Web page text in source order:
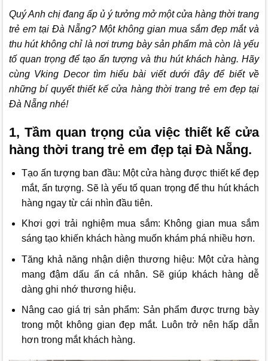
Quý Anh chị đang ấp ủ ý tưởng mở một cửa hàng thời trang
trẻ em tại Đà Nẵng? Một không gian mua sắm đẹp mắt và
thu hút không chỉ là nơi trưng bày sản phẩm mà còn là yếu
tố quan trọng để tạo ấn tượng và thu hút khách hàng. Hãy
cùng Vking Decortìm hiểu bài viết dưới đây để biết về
những bí quyết thiết kế cửa hàng thời trang trẻ em đẹp tại
Đà Nẵng nhé!
1, Tầm quan trọng của việc thiết kế cửa
hàng thời trang trẻ em đẹp tại Đà Nẵng.
Tạo ấn tượng ban đầu: Một cửa hàng được thiết kế đẹp
mắt, ấn tượng. Sẽ là yếu tố quan trọng để thu hút khách
hàng ngay từ cái nhìn đầu tiên.
Khơi gợi trải nghiệm mua sắm: Không gian mua sắm
sáng tạo khiến khách hàng muốn khám phá nhiều hơn.
Tăng khả năng nhận diện thương hiệu: Một cửa hàng
mang đậm dấu ấn cá nhân. Sẽ giúp khách hàng dễ
dàng ghi nhớ thương hiệu.
Nâng cao giá trị sản phẩm: Sản phẩm được trưng bày
trong một không gian đẹp mắt. Luôn trở nên hấp dẫn
hơn trong mắt khách hàng.